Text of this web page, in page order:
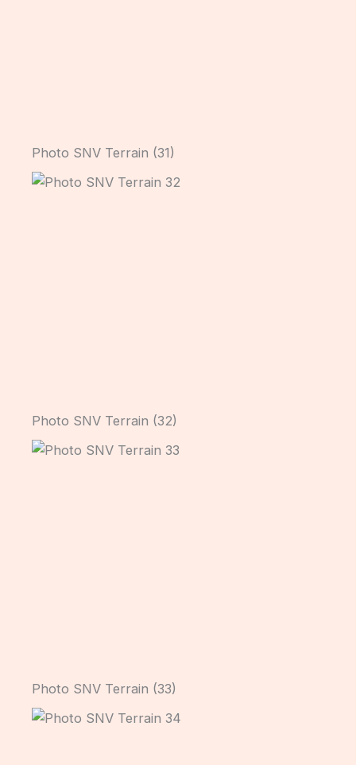
Photo SNV Terrain (31)
Photo SNV Terrain (32)
Photo SNV Terrain (33)